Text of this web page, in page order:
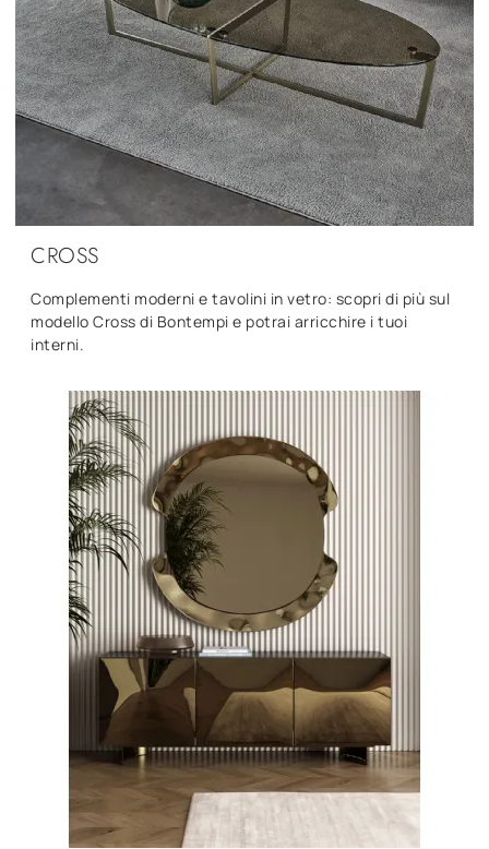
CROSS
Complementi moderni e tavolini in vetro: scopri di più sul
modello Cross di Bontempi e potrai arricchire i tuoi
interni.